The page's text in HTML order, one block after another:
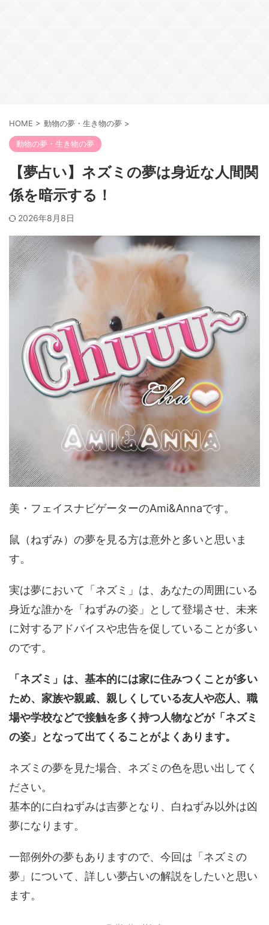
HOME > 動物の夢・生き物の夢 >
動物の夢・生き物の夢
【夢占い】ネズミの夢は身近な人間関
係を暗示する！
2026年8月8日
美・フェイスナビゲーターのAmi&Annaです。
鼠（ねずみ）の夢を見る方は意外と多いと思いま
す。
実は夢において「ネズミ」は、あなたの周囲にいる
身近な誰かを「ねずみの姿」として登場させ、未来
に対するアドバイスや忠告を促していることが多い
のです。
「ネズミ」は、基本的には家に住みつくことが多い
ため、家族や親戚、親しくしている友人や恋人、職
場や学校などで接触を多く持つ人物などが「ネズミ
の姿」となって出てくることがよくあります。
ネズミの夢を見た場合、ネズミの色を思い出してく
ださい。
基本的に白ねずみは吉夢となり、白ねずみ以外は凶
夢になります。
一部例外の夢もありますので、今回は「ネズミの
夢」について、詳しい夢占いの解説をしたいと思い
ます。